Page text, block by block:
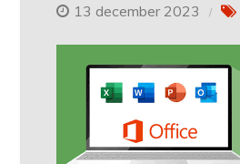
13 december 2023